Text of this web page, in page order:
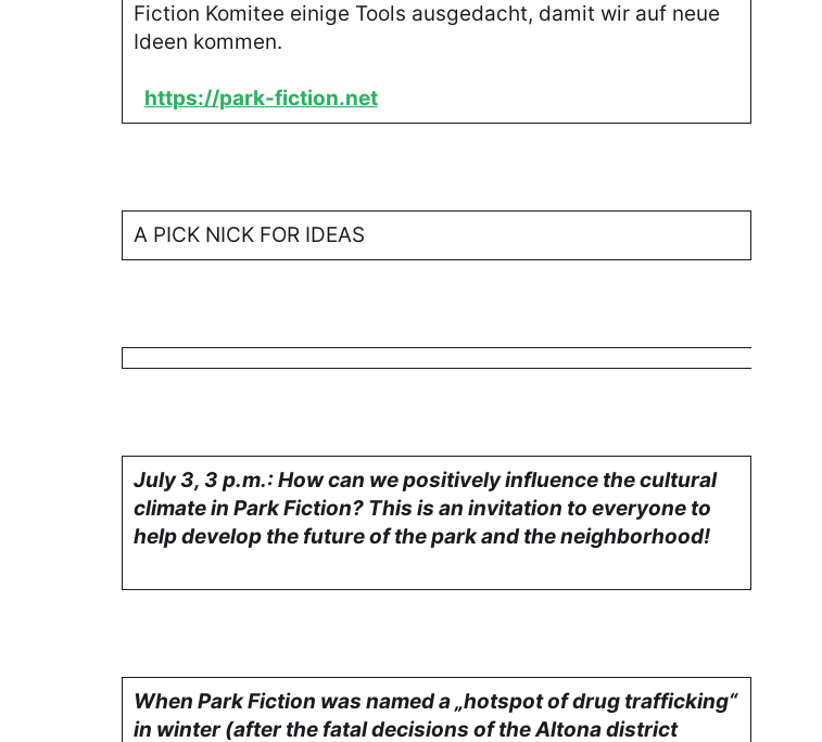
Fiction Komitee einige Tools ausgedacht, damit wir auf neue
Ideen kommen.
https://park-fiction.net
A PICK NICK FOR IDEAS
July 3, 3 p.m.: How can we positively influence the cultural
climate in Park Fiction? This is an invitation to everyone to
help develop the future of the park and the neighborhood!
When Park Fiction was named a „hotspot of drug trafficking“
in winter (after the fatal decisions of the Altona district